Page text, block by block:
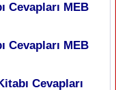
Cevapları MEB
Cevapları MEB
Cevapları